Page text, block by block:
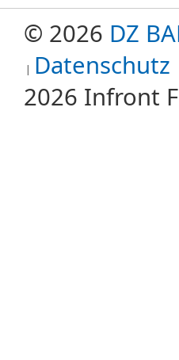
© 2026 DZ
Datenschutz
2026 Infront